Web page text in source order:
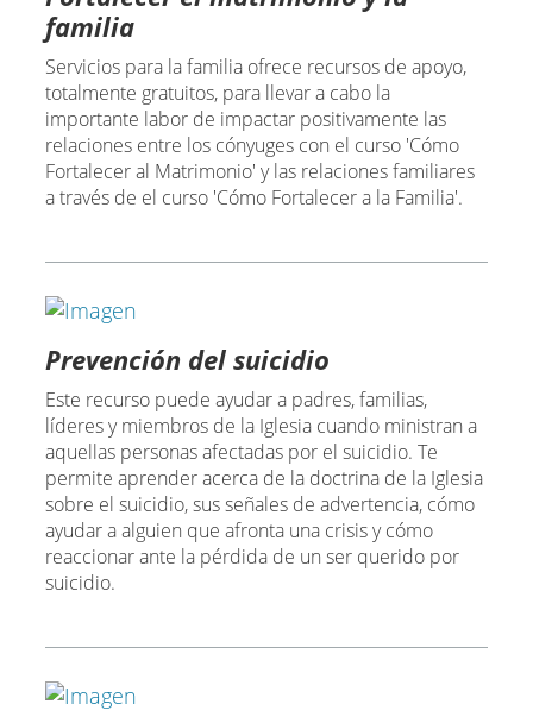
familia
Servicios para la familia ofrece recursos de apoyo,
totalmente gratuitos, para llevar a cabo la
importante labor de impactar positivamente las
relaciones entre los cónyuges con el curso 'Cómo
Fortalecer al Matrimonio' y las relaciones familiares
a través de el curso 'Cómo Fortalecer a la Familia'.
Prevención del suicidio
Este recurso puede ayudar a padres, familias,
líderes y miembros de la Iglesia cuando ministran a
aquellas personas afectadas por el suicidio. Te
permite aprender acerca de la doctrina de la Iglesia
sobre el suicidio, sus señales de advertencia, cómo
ayudar a alguien que afronta una crisis y cómo
reaccionar ante la pérdida de un ser querido por
suicidio.